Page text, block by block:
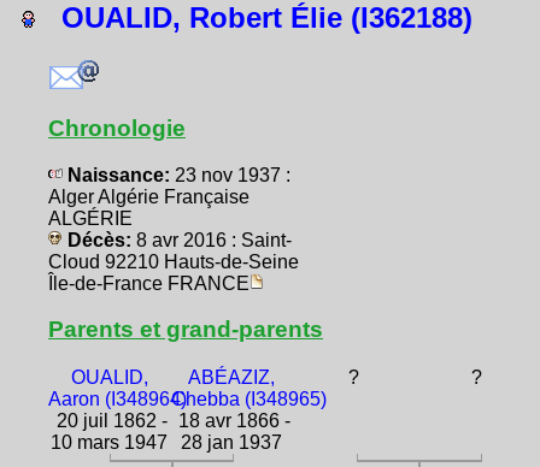
OUALID, Robert Élie (I362188)
Chronologie
Naissance: 23 nov 1937 :
Alger Algérie Française
ALGÉRIE
Décès: 8 avr 2016 : Saint-
Cloud 92210 Hauts-de-Seine
Île-de-France FRANCE
Parents et grand-parents
OUALID,
Aaron (I348964)
20 juil 1862 -
10 mars 1947
ABÉAZIZ,
Chebba (I348965)
18 avr 1866 -
28 jan 1937
? ?